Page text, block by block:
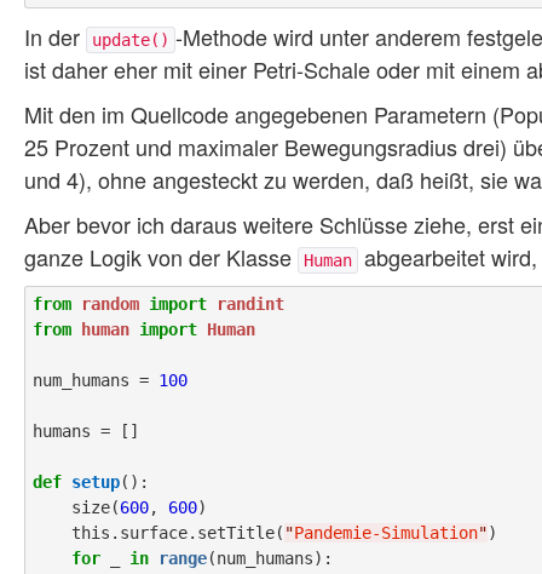
In der update() -Methode wird unter anderem
ist daher eher mit einer Petri-Schale oder mit einem
Mit den im Quellcode angegebenen Parametern
25 Prozent und maximaler Bewegungsradius drei)
und 4), ohne angesteckt zu werden, daß heißt, sie
Aber bevor ich daraus weitere Schlüsse ziehe, erst
ganze Logik von der Klasse
Human abgearbeitet
from random import
randint
from
human import Human
num_humans = 100
humans = []
def setup():
    size(
600, 600)
    this.surface.setTitle(
"Pandemie-Simulation")
for
in range(num_humans):